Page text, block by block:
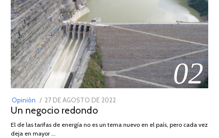
02
Opinión
POSTED
ON
27 DE AGOSTO DE 2022
DE
Un negocio redondo
El de las tarifas de energía no es un tema nuevo en el país, pero cada vez
deja en mayor …